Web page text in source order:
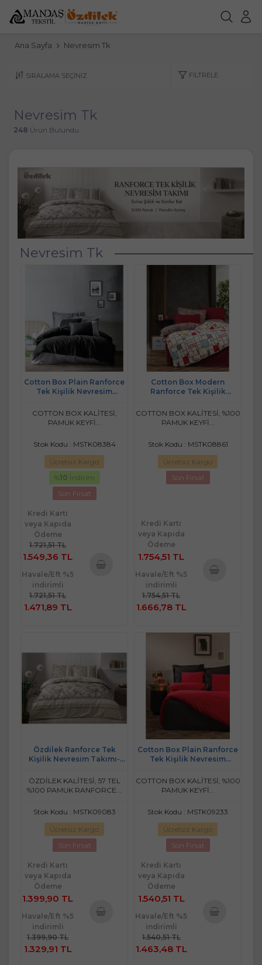
Ana Sayfa Nevresim Tk
FILTRELE
Nevresim Tk
248 Ürün Bulundu
Nevresim Tk
Cotton Box Plain Ranforce
Tek Kişilik Nevresim
COTTON BOX KALİTESİ,
PAMUK KEYFİ...
Stok Kodu : MSTK08384
Ücretsiz Kargo
%10 İndirim
Son Fırsat
Kredi Kartı
veya Kapıda
Ödeme
1.721,51 TL
1.549,36 TL
Havale/Eft %5
indirimli
1.721,51 TL
1.471,89 TL
Cotton Box Modern
Ranforce Tek Kişilik
Bordo
COTTON BOX KALİTESİ, %100
PAMUK KEYFİ...
Stok Kodu : MSTK08861
Ücretsiz Kargo
Son Fırsat
Kredi Kartı
veya Kapıda
Ödeme
1.754,51 TL
Havale/Eft %5
indirimli
1.754,51 TL
1.666,78 TL
Özdilek Ranforce Tek
Kişilik Nevresim Takımı-
ÖZDİLEK KALİTESİ, 57 TEL
%100 PAMUK RANFORCE...
Stok Kodu : MSTK09083
Ücretsiz Kargo
Son Fırsat
Kredi Kartı
veya Kapıda
Ödeme
1.399,90 TL
Havale/Eft %5
indirimli
1.399,90 TL
1.329,91 TL
Cotton Box Plain Ranforce
Tek Kişilik Nevresim
COTTON BOX KALİTESİ, %100
PAMUK KEYFİ...
Stok Kodu : MSTK09233
Ücretsiz Kargo
Son Fırsat
Kredi Kartı
veya Kapıda
Ödeme
1.540,51 TL
Havale/Eft %5
indirimli
1.540,51 TL
1.463,48 TL